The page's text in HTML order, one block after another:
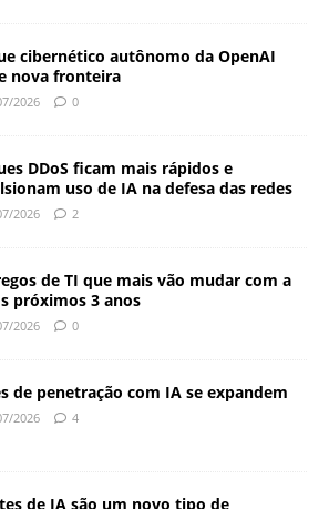
cibernético autônomo da OpenAI
nova fronteira
2026 0
DDoS ficam mais rápidos e
uso de IA na defesa das redes
2026 2
de TI que mais vão mudar com a
próximos 3 anos
2026 0
de penetração com IA se expandem
2026 4
de IA são um novo tipo de